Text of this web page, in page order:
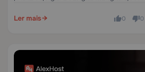
Ler mais 0 0